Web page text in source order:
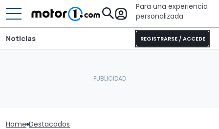
Para una experiencia
personalizada
REGISTRARSE / ACCEDE
Noticias
Home Destacados